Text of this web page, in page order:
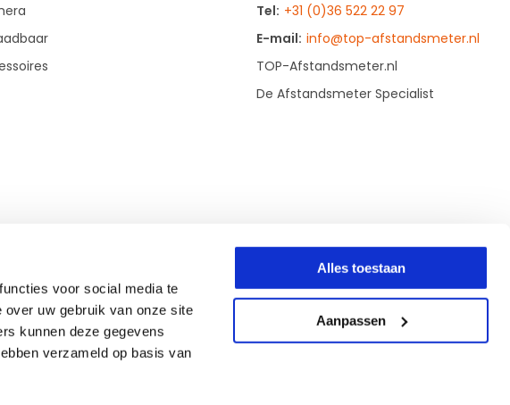
voor social media te
uw gebruik van onze site
kunnen deze gegevens
verzameld op basis van
Alles toestaan
Aanpassen
Tel: +31 (0)36 522 22 97
E-mail: info@top-afstandsmeter.nl
TOP-Afstandsmeter.nl
De Afstandsmeter Specialist
RSS-feed